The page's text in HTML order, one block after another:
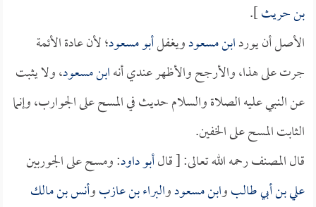
بن حريث].
الأصل أن يوردابن مسعودويغفلأبو مسعود؛ لأن عادة الأئمة
جرت على هذا، والأرجح والأظهر عندي أنهابن مسعود، ولا يثبت
عن النبي عليه الصلاة والسلام حديث في المسح على الجوارب، وإنما
الثابت المسح على الخفين.
قال المصنف رحمه الله تعالى: [ قالأبو داود: ومسح على الجوربين
علي بن أبي طالبوابن مسعودوالبراء بن عازبوأنس بن مالك